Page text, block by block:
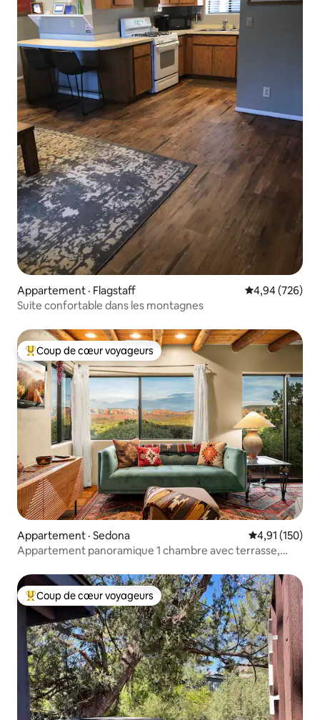
Appartement · Flagstaff Note
4,94 (726)
Suite confortable dans les montagnes
Coup de cœur voyageurs parmi les plus aimés
Coup de cœur voyageurs
Appartement · Sedona Note
4,91 (150)
Appartement panoramique 1 chambre avec terrasse,
Coup de cœur voyageurs parmi les plus aimés
Coup de cœur voyageurs